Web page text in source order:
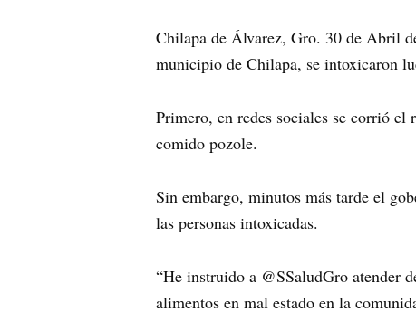
Chilapa de Álvarez, Gro. 30 de Abril
municipio de Chilapa, se intoxicaron
Primero, en redes sociales se corrió
comido pozole.
Sin embargo, minutos más tarde el
las personas intoxicadas.
“He instruido a @SSaludGro atender
alimentos en mal estado en la